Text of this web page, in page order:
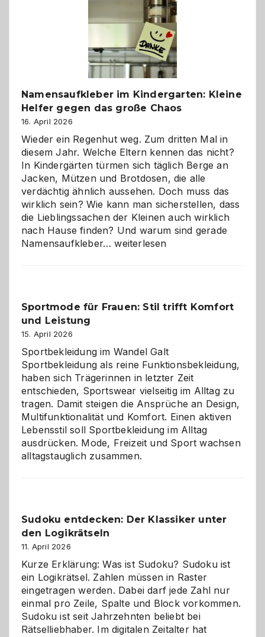
wann
ist
eine
Hundepension
die
richtige
Namensaufkleber im Kindergarten: Kleine
Helfer gegen das große Chaos
16. April 2026
Wieder ein Regenhut weg. Zum dritten Mal in
diesem Jahr. Welche Eltern kennen das nicht?
In Kindergärten türmen sich täglich Berge an
Jacken, Mützen und Brotdosen, die alle
verdächtig ähnlich aussehen. Doch muss das
wirklich sein? Wie kann man sicherstellen, dass
die Lieblingssachen der Kleinen auch wirklich
nach Hause finden? Und warum sind gerade
Namensaufkleber…Namensaufkleber
gegen
Chaos
weiterlesen
Sportmode für Frauen: Stil trifft Komfort
und Leistung
15. April 2026
Sportbekleidung im Wandel Galt
Sportbekleidung als reine Funktionsbekleidung,
haben sich Trägerinnen in letzter Zeit
entschieden, Sportswear vielseitig im Alltag zu
tragen. Damit steigen die Ansprüche an Design,
Multifunktionalität und Komfort. Einen aktiven
Lebensstil soll Sportbekleidung im Alltag
ausdrücken. Mode, Freizeit und Sport wachsen
alltagstauglich zusammen.
Sudoku entdecken: Der Klassiker unter
den Logikrätseln
11. April 2026
Kurze Erklärung: Was ist Sudoku? Sudoku ist
ein Logikrätsel. Zahlen müssen in Raster
eingetragen werden. Dabei darf jede Zahl nur
einmal pro Zeile, Spalte und Block vorkommen.
Sudoku ist seit Jahrzehnten beliebt bei
Rätselliebhaber. Im digitalen Zeitalter hat